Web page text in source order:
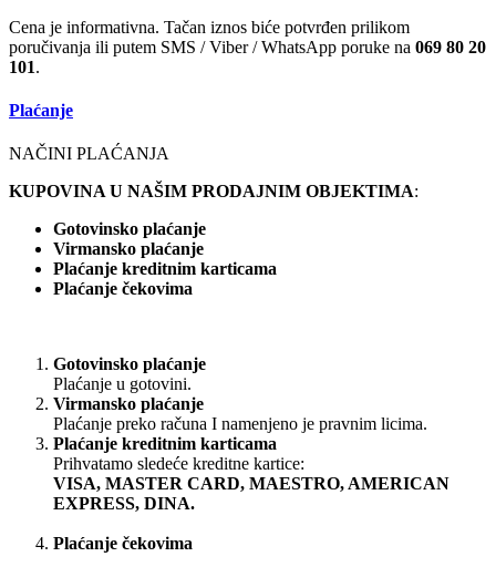
Cena je informativna. Tačan iznos biće potvrđen prilikom
poručivanja ili putem SMS / Viber / WhatsApp poruke na 069 80 20
101.
Plaćanje
NAČINI PLAĆANJA
KUPOVINA U NAŠIM PRODAJNIM OBJEKTIMA:
Gotovinsko plaćanje
Virmansko plaćanje
Plaćanje kreditnim karticama
Plaćanje čekovima
Gotovinsko plaćanje
Plaćanje u gotovini.
Virmansko plaćanje
Plaćanje preko računa I namenjeno je pravnim licima.
Plaćanje kreditnim karticama
Prihvatamo sledeće kreditne kartice:
VISA, MASTER CARD, MAESTRO, AMERICAN
EXPRESS, DINA.
Plaćanje čekovima